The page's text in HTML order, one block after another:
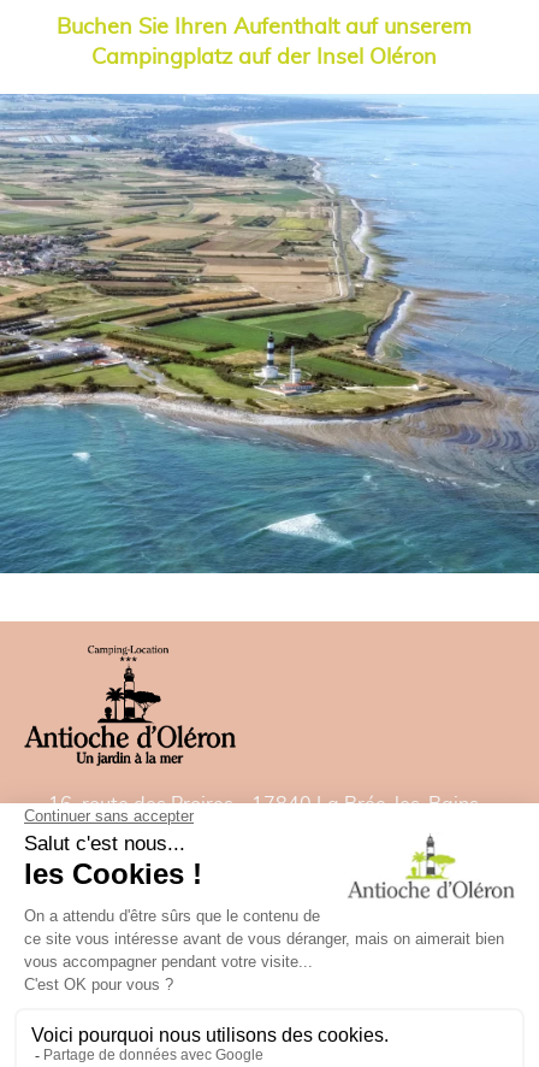
Buchen Sie Ihren Aufenthalt auf unserem
Campingplatz auf der Insel Oléron
16, route des Proires - 17840 La Brée-les-Bains -
Tel:05 46 47 92 00
- Fax: 05 46 47 82 22
E-Mail:contact@camping-antiochedoleron.com
GPS: Breitengrad= 46.021532828 - Länge=
-1.35827488
Besoin d'aide ?